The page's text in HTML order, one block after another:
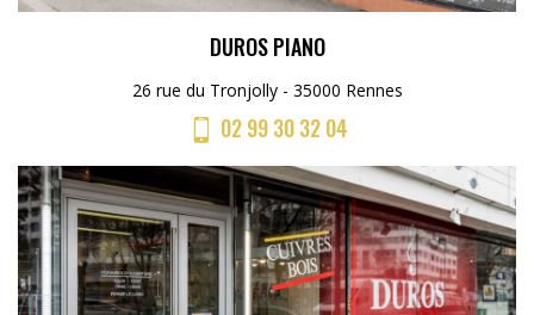
DUROS PIANO
26 rue du Tronjolly - 35000 Rennes
02 99 30 32 04